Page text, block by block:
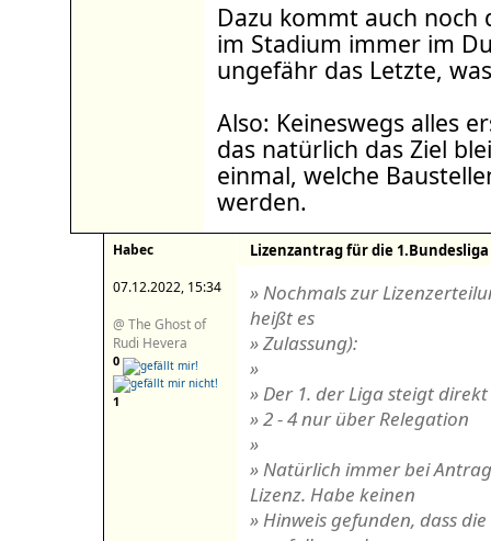
Dazu kommt auch noch
im Stadium immer im
ungefähr das Letzte,
Also: Keineswegs alles
das natürlich das Ziel
einmal, welche
werden.
Habec
07.12.2022, 15:34
@ The Ghost of
Rudi Hevera
0
1
Lizenzantrag für die 1.Bundesliga
» Nochmals zur
heißt es
» Zulassung):
»
» Der 1. der Liga steigt
» 2 - 4 nur über Relegation
»
» Natürlich immer bei
Lizenz. Habe keinen
» Hinweis gefunden, dass